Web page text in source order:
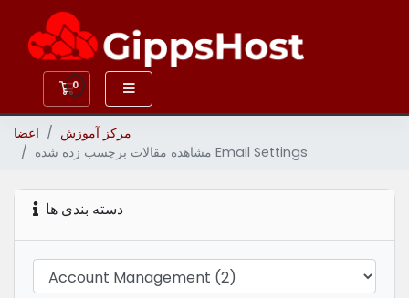
0کارت خرید
اعضا
مرکز آموزش
مشاهده مقالات برچسب زده شده Email Settings
دسته بندی ها